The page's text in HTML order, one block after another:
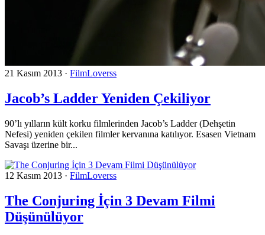
21 Kasım 2013 · FilmLoverss
Jacob’s Ladder Yeniden Çekiliyor
90’lı yılların kült korku filmlerinden Jacob’s Ladder (Dehşetin
Nefesi) yeniden çekilen filmler kervanına katılıyor. Esasen Vietnam
Savaşı üzerine bir...
12 Kasım 2013 · FilmLoverss
The Conjuring İçin 3 Devam Filmi
Düşünülüyor